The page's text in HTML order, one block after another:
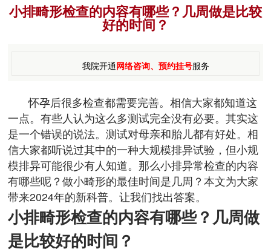
小排畸形检查的内容有哪些？几周做是比较
好的时间？
我院开通网络咨询、预约挂号服务
怀孕后很多检查都需要完善。相信大家都知道这
一点。有些人认为这么多测试完全没有必要。其实这
是一个错误的说法。测试对母亲和胎儿都有好处。相
信大家都听说过其中的一种大规模排异试验，但小规
模排异可能很少有人知道。那么小排异常检查的内容
有哪些呢？做小畸形的最佳时间是几周？本文为大家
带来2024年的新科普。让我们找出答案。
小排畸形检查的内容有哪些？几周做
是比较好的时间？